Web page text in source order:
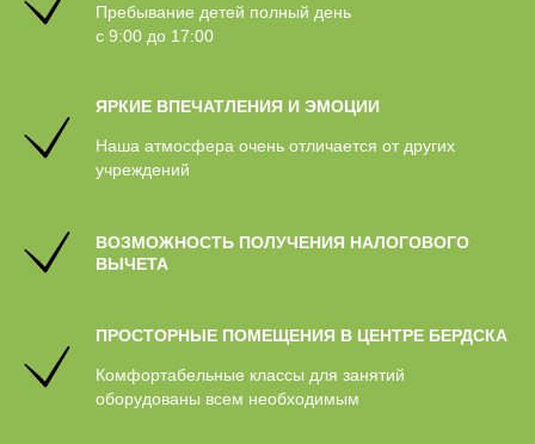
Пребывание детей полный день
с 9:00 до 17:00
ЯРКИЕ ВПЕЧАТЛЕНИЯ И ЭМОЦИИ
Наша атмосфера очень отличается от других
учреждений
ВОЗМОЖНОСТЬ ПОЛУЧЕНИЯ НАЛОГОВОГО
ВЫЧЕТА
ПРОСТОРНЫЕ ПОМЕЩЕНИЯ В ЦЕНТРЕ БЕРДСКА
Комфортабельные классы для занятий
оборудованы всем необходимым